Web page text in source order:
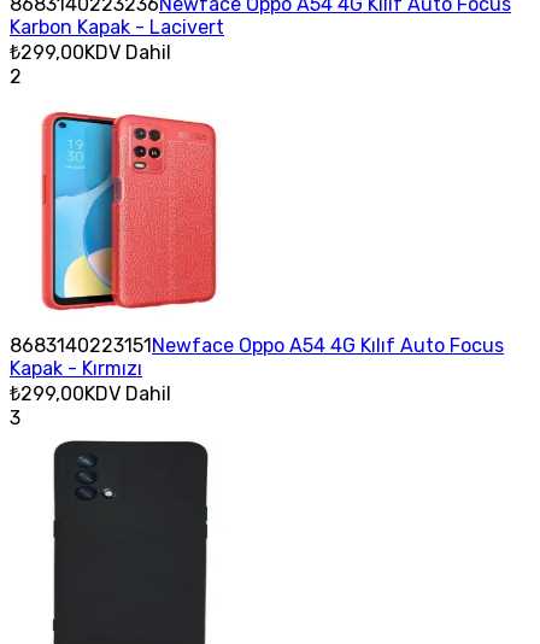
Karbon Kapak - Lacivert
₺299,00KDV Dahil
2
8683140223151Newface Oppo A54 4G Kılıf Auto Focus
Kapak - Kırmızı
₺299,00KDV Dahil
3